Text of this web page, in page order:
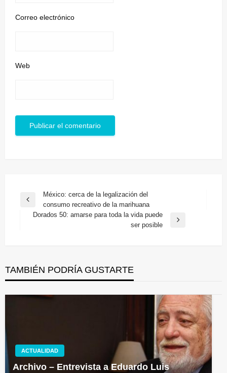
Correo electrónico
Web
Navegación
Entrada
anterior
México: cerca de la legalización del
consumo recreativo de la marihuana
Dorados 50: amarse para toda la vida puede
ser posible
TAMBIÉN PODRÍA GUSTARTE
ACTUALIDAD
Archivo – Entrevista a Eduardo Luis